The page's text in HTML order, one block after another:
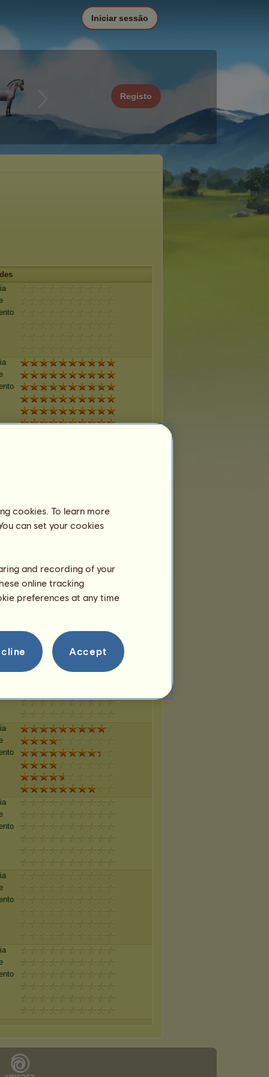
Registo
Iniciar sessão
cookies. To learn more
can set your cookies
and recording of your
online tracking
preferences at any time
Accept